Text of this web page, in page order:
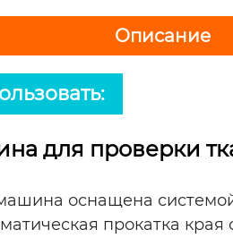
Описание
для проверки
оснащена
прокатка края